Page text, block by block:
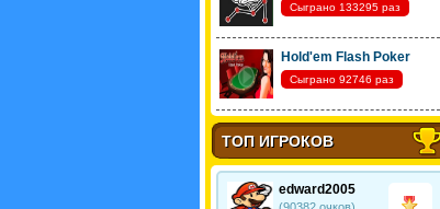
Сыграно 133295 раз
Hold'em Flash Poker
Сыграно 92746 раз
ТОП ИГРОКОВ
edward2005